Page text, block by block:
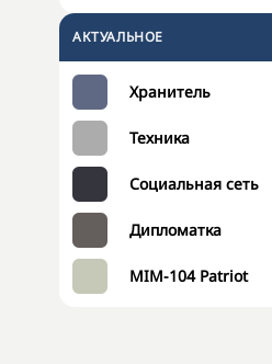
АКТУАЛЬНОЕ
Хранитель
Техника
Социальная сеть
Дипломатка
MIM-104 Patriot